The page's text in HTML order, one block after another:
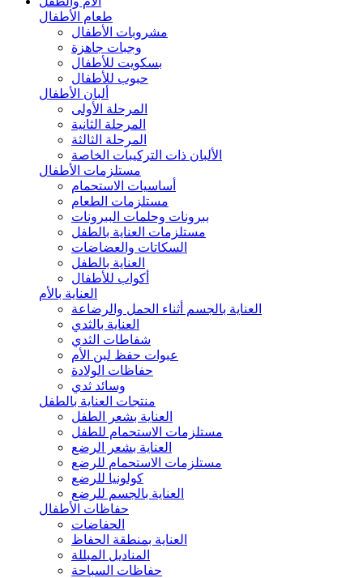
طعام الأطفال
مشروبات الأطفال
وجبات جاهزة
بسكويت للأطفال
حبوب للأطفال
ألبان الأطفال
المرحلة الأولى
المرحلة الثانية
المرحلة الثالثة
الألبان ذات التركيبات الخاصة
مستلزمات الأطفال
أساسيات الاستحمام
مستلزمات الطعام
ببرونات وحلمات الببرونات
مستلزمات العناية بالطفل
السكاتات والعضاضات
العناية بالطفل
أكواب للأطفال
العناية بالأم
العناية بالجسم أثناء الحمل والرضاعة
العناية بالثدي
شفاطات الثدي
عبوات حفظ لبن الأم
حفاظات الولادة
وسائد ثدي
منتجات العناية بالطفل
العناية بشعر الطفل
مستلزمات الاستحمام للطفل
العناية بشعر الرضع
مستلزمات الاستحمام للرضع
كولونيا للرضع
العناية بالجسم للرضع
حفاظات الأطفال
الحفاضات
العناية بمنطقة الحفاظ
المناديل المبللة
حفاظات السباحة